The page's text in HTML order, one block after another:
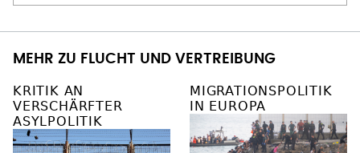
MEHR ZU FLUCHT UND VERTREIBUNG
KRITIK AN
VERSCHÄRFTER
ASYLPOLITIK
MIGRATIONSPOLITIK
IN EUROPA